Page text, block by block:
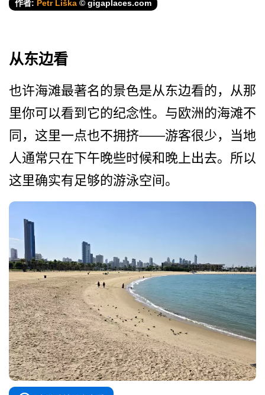
作者: Petr Liška © gigaplaces.com
从东边看
也许海滩最著名的景色是从东­边看的，从那
里你可以看到它的纪念性。与欧洲的海滩­不
同，这里一点也不拥挤——游客很少，当地
人通常只在下­午晚些时候和晚上出去。所以
这里确实有足够的游泳空­间。